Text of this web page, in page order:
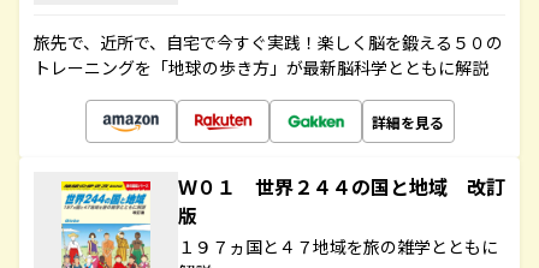
旅先で、近所で、自宅で今すぐ実践！楽しく脳を鍛える５０の
トレーニングを「地球の歩き方」が最新脳科学とともに解説
詳細を見る
Ｗ０１ 世界２４４の国と地域 改訂
版
１９７ヵ国と４７地域を旅の雑学とともに